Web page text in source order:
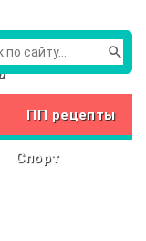
ПП рецепты
Спорт